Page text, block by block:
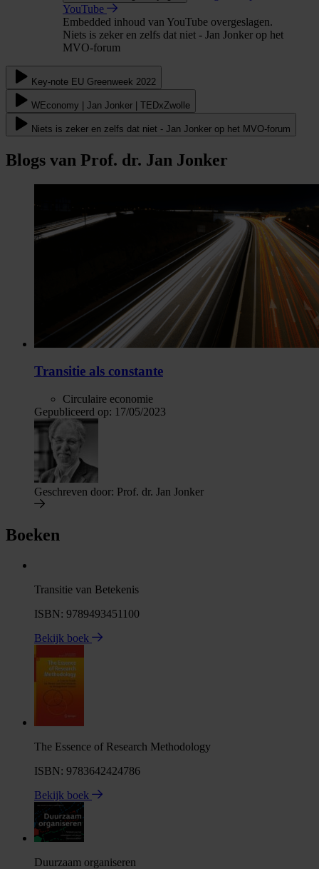
YouTube
Embedded inhoud van YouTube overgeslagen.
Niets is zeker en zelfs dat niet - Jan Jonker op het
MVO-forum
Key-note EU Greenweek 2022
WEconomy | Jan Jonker | TEDxZwolle
Niets is zeker en zelfs dat niet - Jan Jonker op het MVO-forum
Blogs van Prof. dr. Jan Jonker
Transitie als constante
Circulaire economie
Gepubliceerd op: 17/05/2023
Geschreven door: Prof. dr. Jan Jonker
Boeken
Transitie van Betekenis
ISBN: 9789493451100
Bekijk boek
The Essence of Research Methodology
ISBN: 9783642424786
Bekijk boek
Duurzaam organiseren